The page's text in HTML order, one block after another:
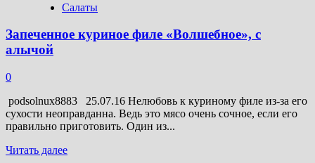
со
(в
Салаты
Запеченное куриное филе «Волшебное», с
алычой
0
podsolnux8883 25.07.16 Нелюбовь к куриному филе из-за его
сухости неоправданна. Ведь это мясо очень сочное, если его
правильно приготовить. Один из...
Читать далееПрочитать